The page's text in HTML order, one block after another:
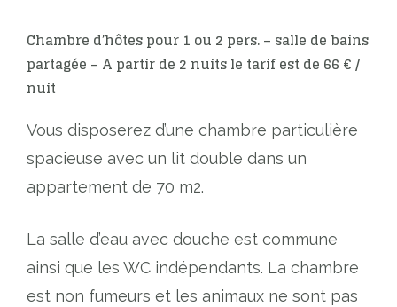
Chambre d’hôtes pour 1 ou 2 pers. – salle de bains
partagée – A partir de 2 nuits le tarif est de 66 € /
nuit
Vous disposerez d’une chambre particulière
spacieuse avec un lit double dans un
appartement de 70 m2.
La salle d’eau avec douche est commune
ainsi que les WC indépendants. La chambre
est non fumeurs et les animaux ne sont pas